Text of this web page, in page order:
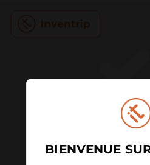
BIENVENUE